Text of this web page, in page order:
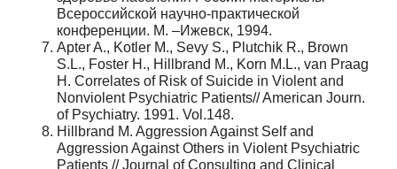
Всероссийской научно-практической
конференции. М. –Ижевск, 1994.
Apter A., Kotler M., Sevy S., Plutchik R., Brown
S.L., Foster H., Hillbrand M., Korn M.L., van Praag
H. Correlates of Risk of Suicide in Violent and
Nonviolent Psychiatric Patients// American Journ.
of Psychiatry. 1991. Vol.148.
Hillbrand M. Aggression Against Self and
Aggression Against Others in Violent Psychiatric
Patients // Journal of Consulting and Clinical